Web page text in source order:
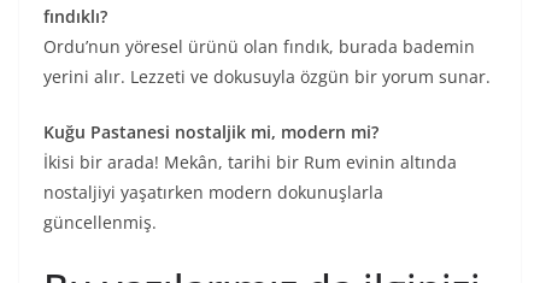
fındıklı?
Ordu’nun yöresel ürünü olan fındık, burada bademin
yerini alır. Lezzeti ve dokusuyla özgün bir yorum sunar.
Kuğu Pastanesi nostaljik mi, modern mi?
İkisi bir arada! Mekân, tarihi bir Rum evinin altında
nostaljiyi yaşatırken modern dokunuşlarla
güncellenmiş.